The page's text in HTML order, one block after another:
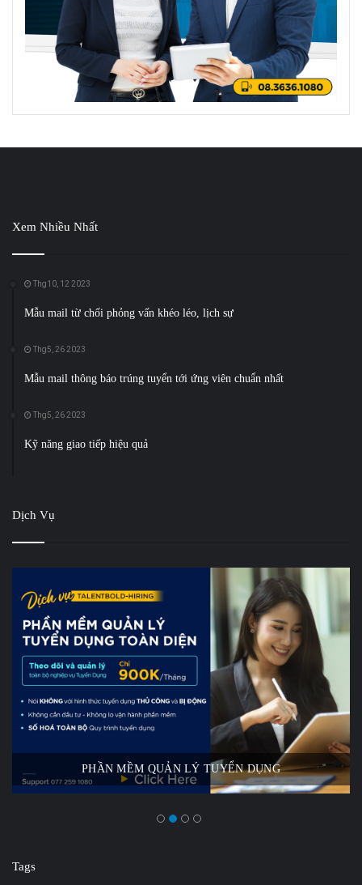
Xem Nhiều Nhất
Thg10, 12 2023
Mẫu mail từ chối phỏng vấn khéo léo, lịch sự
Thg5, 26 2023
Mẫu mail thông báo trúng tuyển tới ứng viên chuẩn nhất
Thg5, 26 2023
Kỹ năng giao tiếp hiệu quả
Dịch Vụ
PHẦN MỀM QUẢN LÝ TUYỂN DỤNG
Tags